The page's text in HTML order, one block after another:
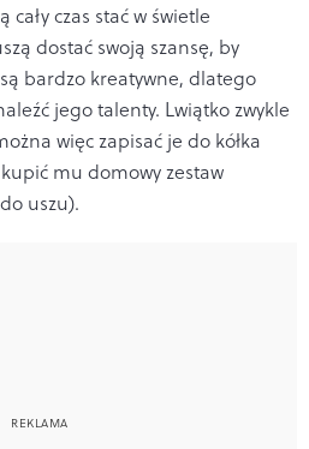
czas stać w świetle
dostać swoją szansę, by
są bardzo kreatywne, dlatego
jego talenty. Lwiątko zwykle
więc zapisać je do kółka
mu domowy zestaw
uszu).